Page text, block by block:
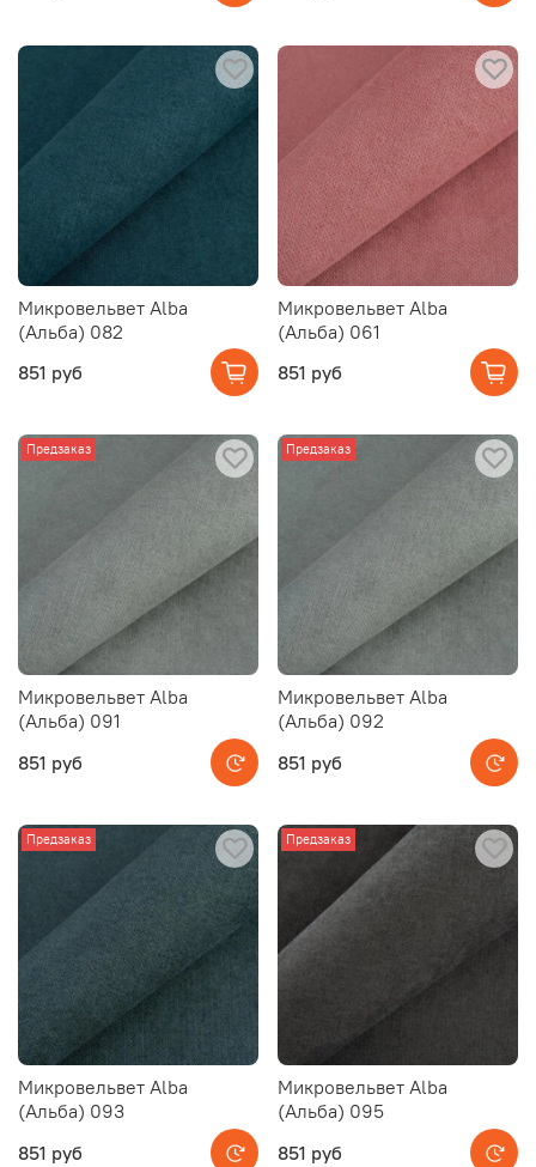
Микровельвет Alba
(Альба) 082
851 руб
Микровельвет Alba
(Альба) 061
851 руб
Предзаказ
Микровельвет Alba
(Альба) 091
851 руб
Предзаказ
Микровельвет Alba
(Альба) 092
851 руб
Предзаказ
Микровельвет Alba
(Альба) 093
851 руб
Предзаказ
Микровельвет Alba
(Альба) 095
851 руб